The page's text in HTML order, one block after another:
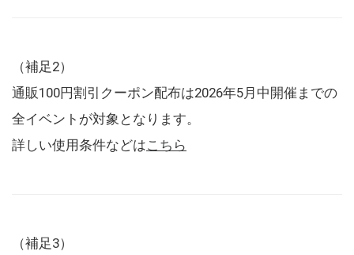
（補足2）
通販100円割引クーポン配布は2026年5月中開催までの
全イベントが対象となります。
詳しい使用条件などはこちら
（補足3）